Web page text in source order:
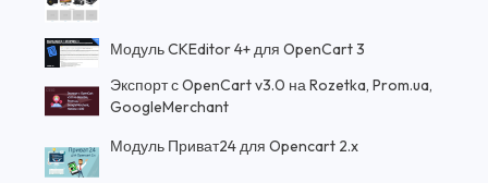
Модуль CKEditor 4+ для OpenCart 3
Экспорт с OpenCart v3.0 на Rozetka, Prom.ua,
GoogleMerchant
Модуль Приват24 для Opencart 2.x